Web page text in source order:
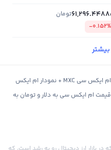
تومان
-0.152%
قیمت ام ایکس سی MXC + قیمت لحظه ای ام ایکس سی MXC + نمودار ام ایکس
ام ایکس سی به دلار و تومان به